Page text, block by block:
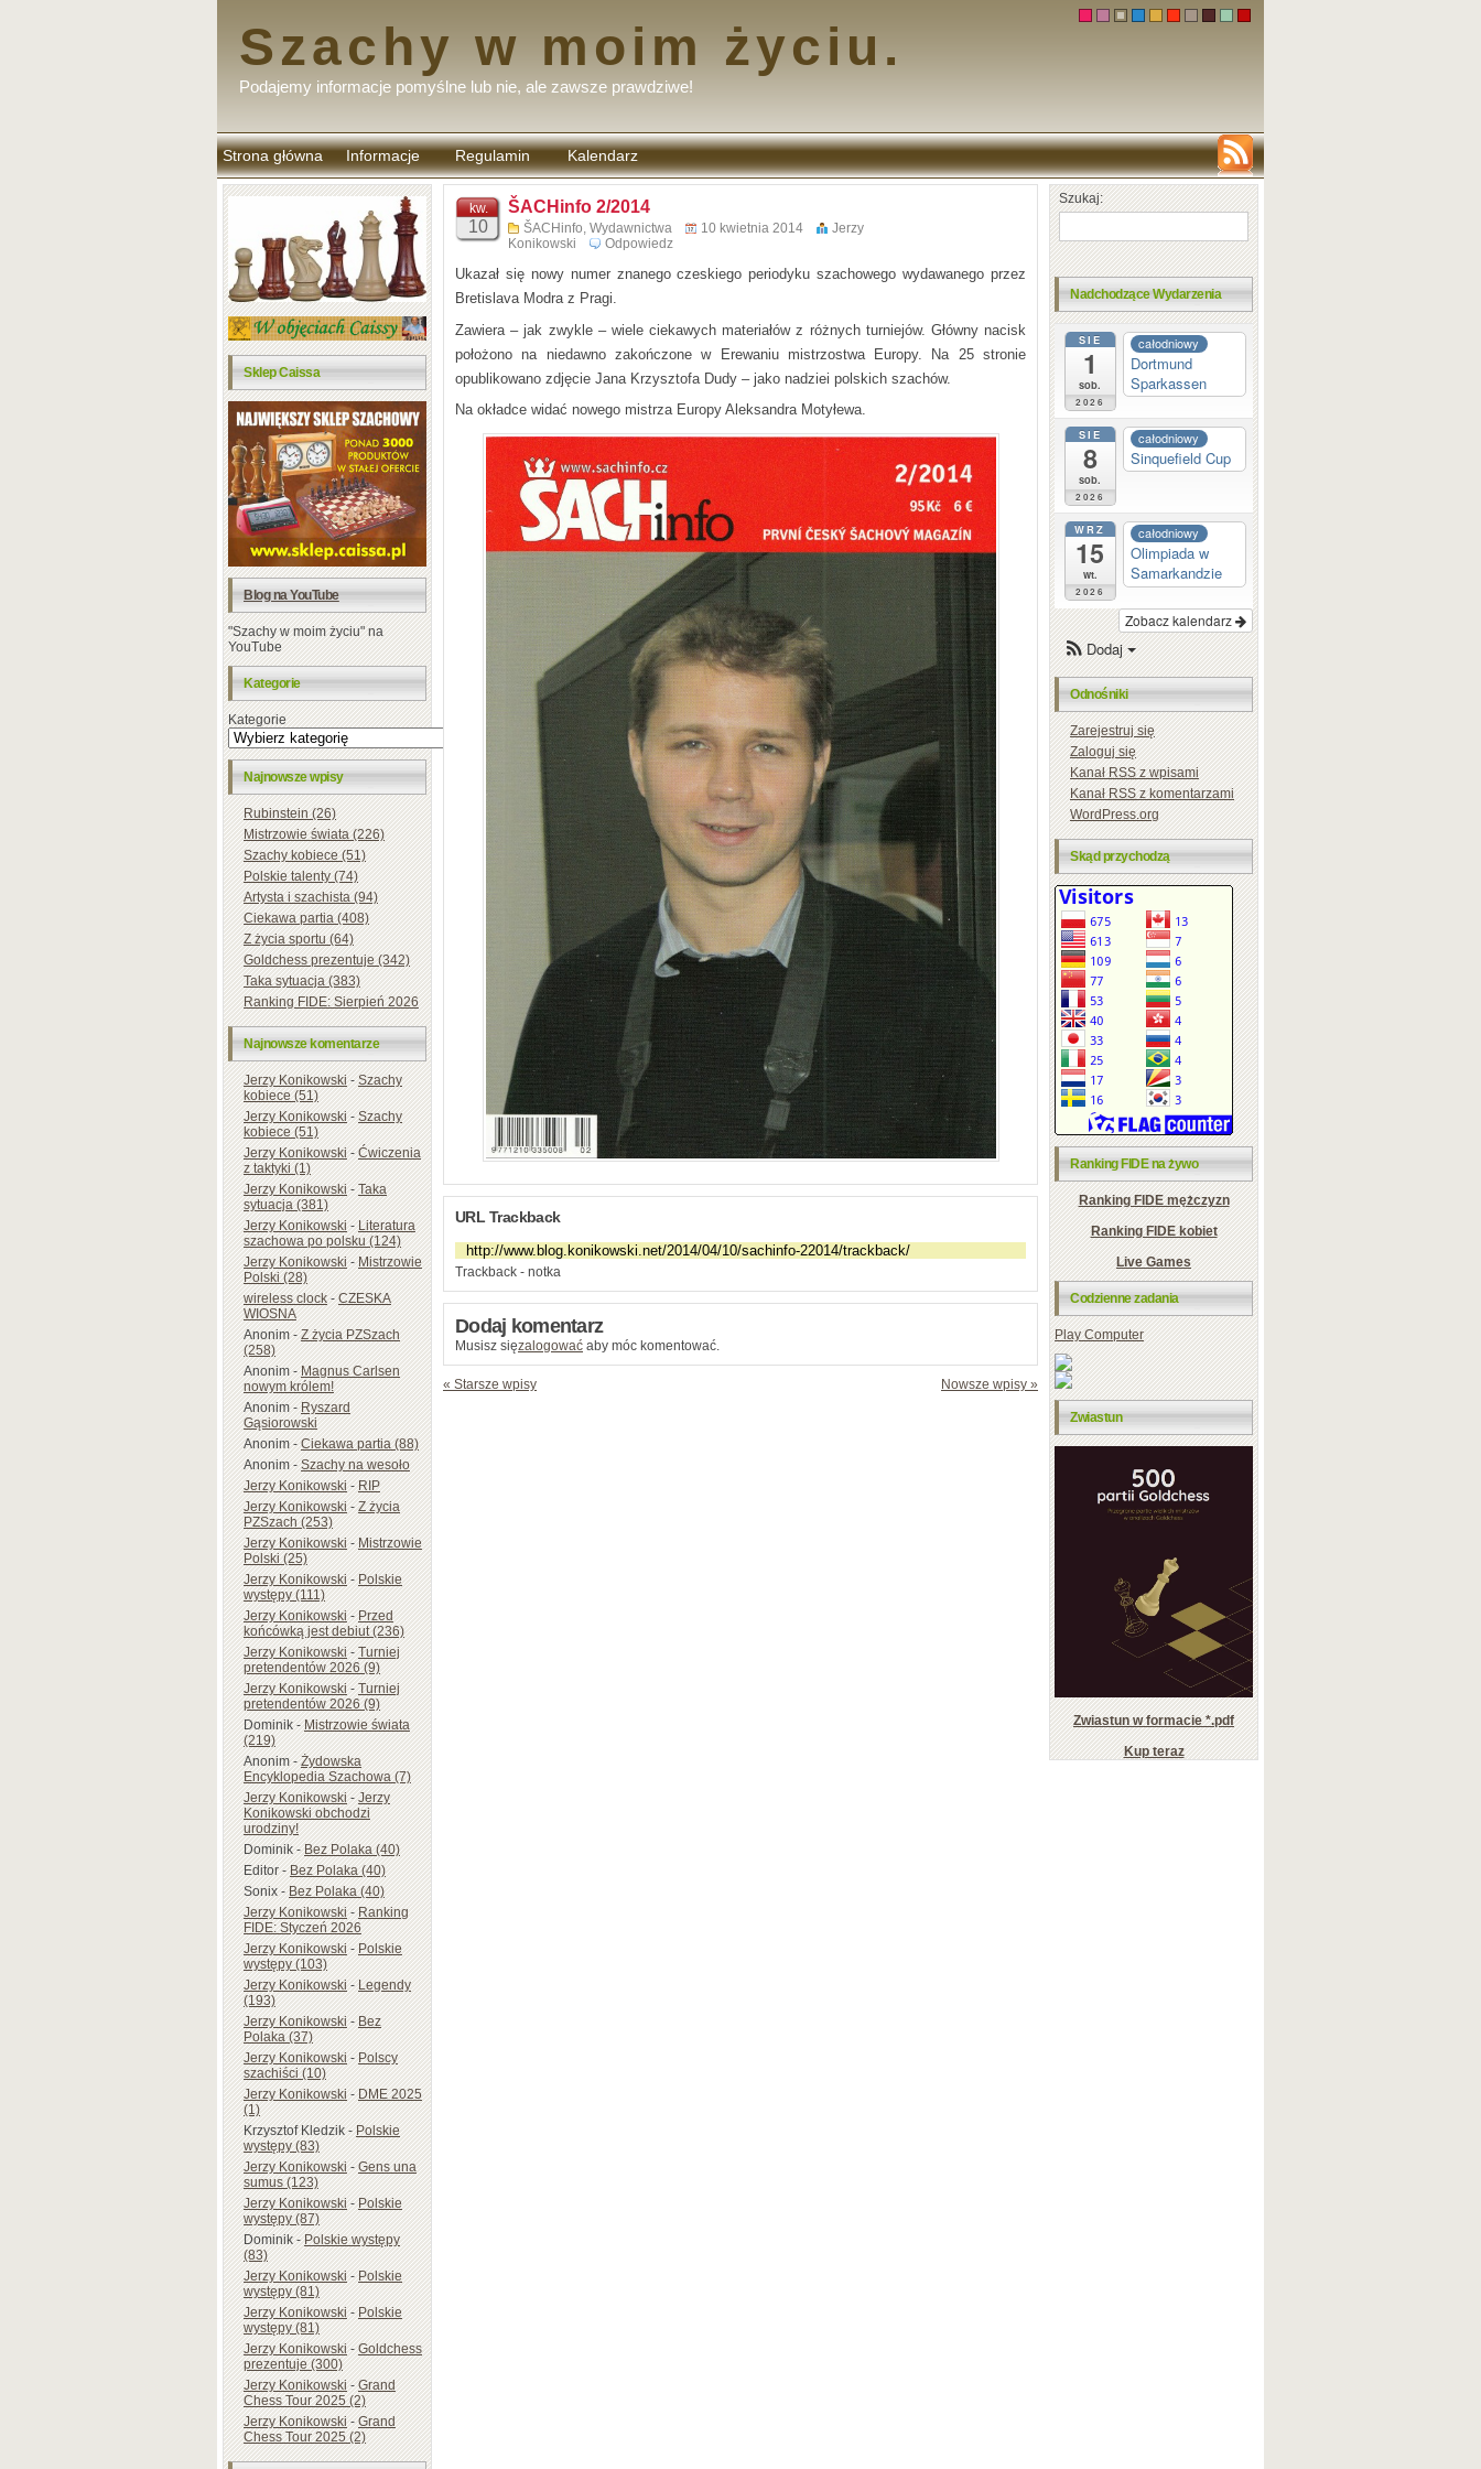
Szachy w moim życiu.
Podajemy informacje pomyślne lub nie, ale zawsze prawdziwe!
Strona główna Informacje Regulamin
komentarzy
Kalendarz
Sklep Caissa
Blog na YouTube
"Szachy w moim życiu" na
YouTube
Kategorie
Kategorie
Najnowsze wpisy
Rubinstein (26)
Mistrzowie świata (226)
Szachy kobiece (51)
Polskie talenty (74)
Artysta i szachista (94)
Ciekawa partia (408)
Z życia sportu (64)
Goldchess prezentuje (342)
Taka sytuacja (383)
Ranking FIDE: Sierpień 2026
Najnowsze komentarze
Jerzy Konikowski-Szachy
kobiece (51)
Jerzy Konikowski-Szachy
kobiece (51)
Jerzy Konikowski-Ćwiczenia
z taktyki (1)
Jerzy Konikowski-Taka
sytuacja (381)
Jerzy Konikowski-Literatura
szachowa po polsku (124)
Jerzy Konikowski-Mistrzowie
Polski (28)
wireless clock-CZESKA
WIOSNA
Anonim-Z życia PZSzach
(258)
Anonim-Magnus Carlsen
nowym królem!
Anonim-Ryszard
Gąsiorowski
Anonim-Ciekawa partia (88)
Anonim-Szachy na wesoło
Jerzy Konikowski-RIP
Jerzy Konikowski-Z życia
PZSzach (253)
Jerzy Konikowski-Mistrzowie
Polski (25)
Jerzy Konikowski-Polskie
występy (111)
Jerzy Konikowski-Przed
końcówką jest debiut (236)
Jerzy Konikowski-Turniej
pretendentów 2026 (9)
Jerzy Konikowski-Turniej
pretendentów 2026 (9)
Dominik-Mistrzowie świata
(219)
Anonim-Żydowska
Encyklopedia Szachowa (7)
Jerzy Konikowski-Jerzy
Konikowski obchodzi
urodziny!
Dominik-Bez Polaka (40)
Editor-Bez Polaka (40)
Sonix-Bez Polaka (40)
Jerzy Konikowski-Ranking
FIDE: Styczeń 2026
Jerzy Konikowski-Polskie
występy (103)
Jerzy Konikowski-Legendy
(193)
Jerzy Konikowski-Bez
Polaka (37)
Jerzy Konikowski-Polscy
szachiści (10)
Jerzy Konikowski-DME 2025
(1)
Krzysztof Kledzik-Polskie
występy (83)
Jerzy Konikowski-Gens una
sumus (123)
Jerzy Konikowski-Polskie
występy (87)
Dominik-Polskie występy
(83)
Jerzy Konikowski-Polskie
występy (81)
Jerzy Konikowski-Polskie
występy (81)
Jerzy Konikowski-Goldchess
prezentuje (300)
Jerzy Konikowski-Grand
Chess Tour 2025 (2)
Jerzy Konikowski-Grand
Chess Tour 2025 (2)
kw.
10
ŠACHinfo 2/2014
ŠACHinfo, Wydawnictwa 10 kwietnia 2014
Jerzy
Konikowski
Odpowiedz
Ukazał się nowy numer znanego czeskiego periodyku szachowego wydawanego przez
Bretislava Modra z Pragi.
Zawiera – jak zwykle – wiele ciekawych materiałów z różnych turniejów. Główny nacisk
położono na niedawno zakończone w Erewaniu mistrzostwa Europy. Na 25 stronie
opublikowano zdjęcie Jana Krzysztofa Dudy – jako nadziei polskich szachów.
Na okładce widać nowego mistrza Europy Aleksandra Motyłewa.
URL Trackback
Trackback - notka
Dodaj komentarz
Musisz sięzalogować aby móc komentować.
« Starsze wpisy Nowsze wpisy »
Szukaj:
Nadchodzące Wydarzenia
SIE
1
sob.
2026
całodniowy
Dortmund
Sparkassen
SIE
8
sob.
2026
całodniowy
Sinquefield Cup
WRZ
15
wt.
2026
całodniowy
Olimpiada w
Samarkandzie
Zobacz kalendarz
Dodaj
Odnośniki
Zarejestruj się
Zaloguj się
KanałRSSz wpisami
KanałRSSz komentarzami
WordPress.org
Skąd przychodzą
Ranking FIDE na żywo
Ranking FIDE mężczyzn
Ranking FIDE kobiet
Live Games
Codzienne zadania
Play Computer
Zwiastun
Zwiastun w formacie *.pdf
Kup teraz